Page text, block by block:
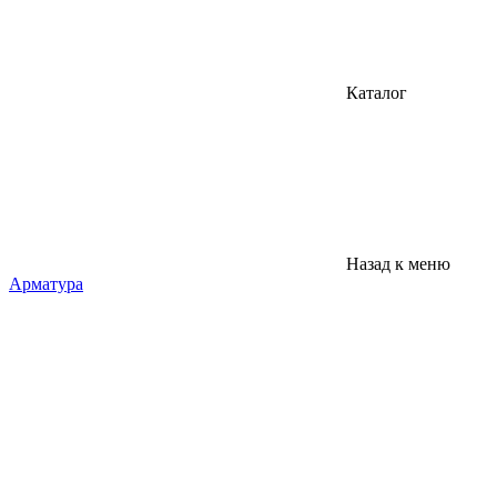
Каталог
Назад к меню
Арматура